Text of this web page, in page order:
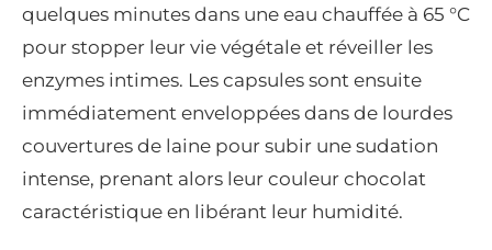
quelques minutes dans une eau chauffée à 65 °C
pour stopper leur vie végétale et réveiller les
enzymes intimes. Les capsules sont ensuite
immédiatement enveloppées dans de lourdes
couvertures de laine pour subir une sudation
intense, prenant alors leur couleur chocolat
caractéristique en libérant leur humidité.